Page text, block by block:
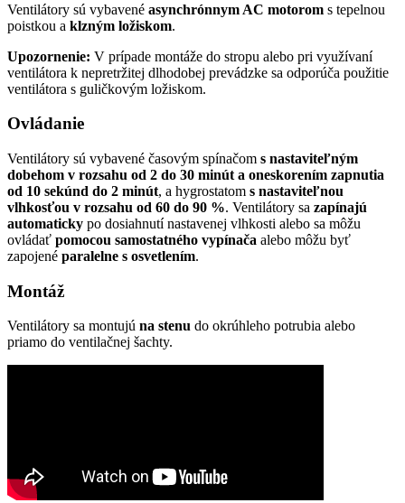
Ventilátory sú vybavené asynchrónnym AC motorom s tepelnou
poistkou a klzným ložiskom.
Upozornenie: V prípade montáže do stropu alebo pri využívaní
ventilátora k nepretržitej dlhodobej prevádzke sa odporúča použitie
ventilátora s guličkovým ložiskom.
Ovládanie
Ventilátory sú vybavené časovým spínačom s nastaviteľným
dobehom v rozsahu od 2 do 30 minút a oneskorením zapnutia
od 10 sekúnd do 2 minút, a hygrostatom s nastaviteľnou
vlhkosťou v rozsahu od 60 do 90 %. Ventilátory sa zapínajú
automaticky po dosiahnutí nastavenej vlhkosti alebo sa môžu
ovládať pomocou samostatného vypínača alebo môžu byť
zapojené paralelne s osvetlením.
Montáž
Ventilátory sa montujú na stenu do okrúhleho potrubia alebo
priamo do ventilačnej šachty.